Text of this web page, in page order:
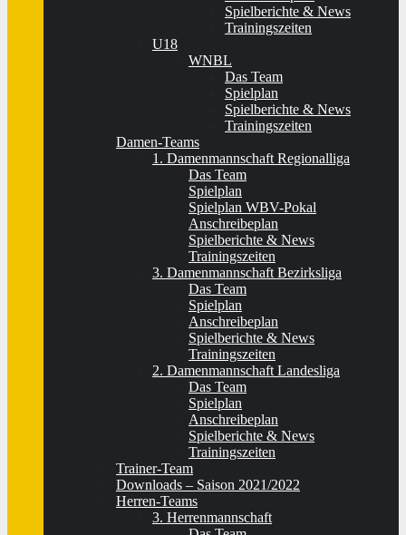
Spielberichte & News
Trainingszeiten
U18
WNBL
Das Team
Spielplan
Spielberichte & News
Trainingszeiten
Damen-Teams
1. Damenmannschaft Regionalliga
Das Team
Spielplan
Spielplan WBV-Pokal
Anschreibeplan
Spielberichte & News
Trainingszeiten
3. Damenmannschaft Bezirksliga
Das Team
Spielplan
Anschreibeplan
Spielberichte & News
Trainingszeiten
2. Damenmannschaft Landesliga
Das Team
Spielplan
Anschreibeplan
Spielberichte & News
Trainingszeiten
Trainer-Team
Downloads – Saison 2021/2022
Herren-Teams
3. Herrenmannschaft